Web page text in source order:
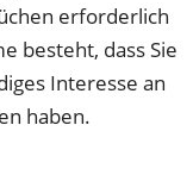
erforderlich
besteht, dass Sie
Interesse an
haben.